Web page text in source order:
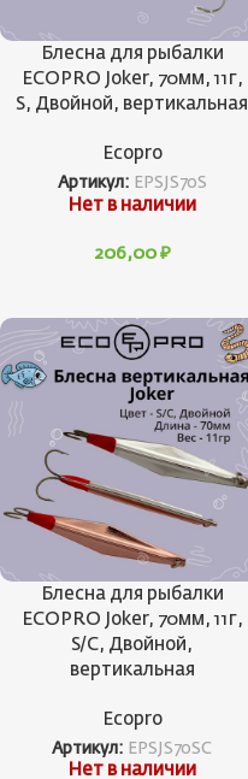
Блесна для рыбалки
ECOPRO Joker, 70мм, 11г,
S, Двойной, вертикальная
Ecopro
Артикул: EPSJS70S
Нет в наличии
206,00 ₽
Блесна для рыбалки
ECOPRO Joker, 70мм, 11г,
S/C, Двойной,
вертикальная
Ecopro
Артикул: EPSJS70SC
Нет в наличии